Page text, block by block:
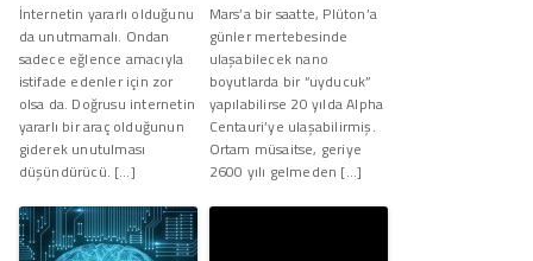
İnternetin yararlı olduğunu
da unutmamalı. Ondan
sadece eğlence amacıyla
istifade edenler için zor
olsa da. Doğrusu internetin
yararlı bir araç olduğunun
giderek unutulması
düşündürücü. […]
Mars’a bir saatte, Plüton’a
günler mertebesinde
ulaşabilecek nano
boyutlarda bir “uyducuk”
yapılabilirse 20 yılda Alpha
Centauri’ye ulaşabilirmiş.
Ortam müsaitse, geriye
2600 yılı gelmeden […]